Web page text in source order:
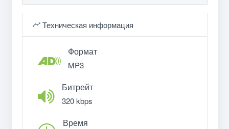
Техническая информация
Формат
MP3
Битрейт
320 kbps
Время